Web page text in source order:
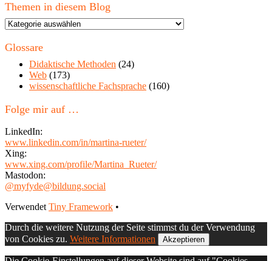
Themen in diesem Blog
Themen
diesem
Glossare
Didaktische Methoden (24)
Web (173)
wissenschaftliche Fachsprache (160)
Folge mir auf …
LinkedIn:
www.linkedin.com/in/martina-rueter/
Xing:
www.xing.com/profile/Martina_Rueter/
Mastodon:
@myfyde@bildung.social
Footer
Inhalt
Verwendet Tiny Framework •
Durch die weitere Nutzung der Seite stimmst du der Verwendung
von Cookies zu. Weitere Informationen Akzeptieren